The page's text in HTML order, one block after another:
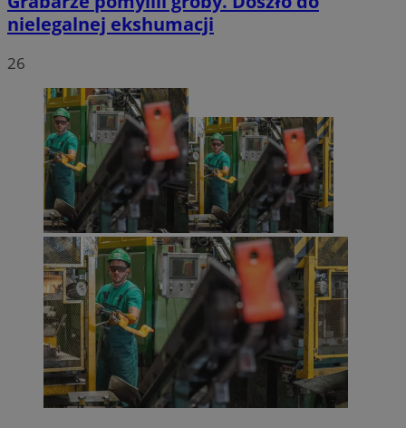
nielegalnej ekshumacji
26